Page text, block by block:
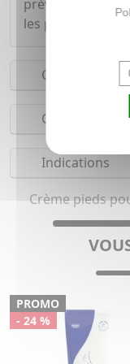
prévenant les
les pieds sont
Conseils
Composition
Indications
Crème pieds
PROMO
- 24 %